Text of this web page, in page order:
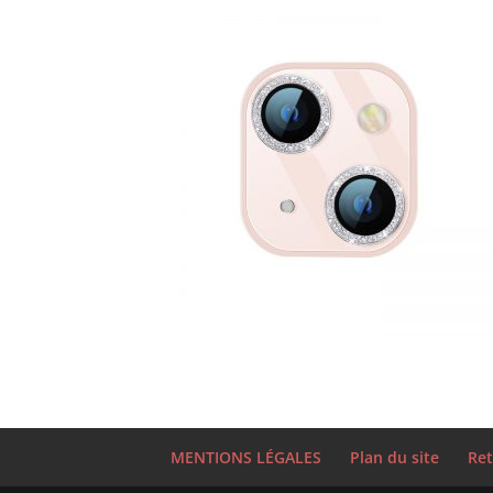
MENTIONS LÉGALES Plan du site